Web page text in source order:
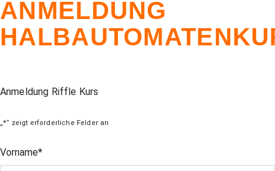
ANMELDUNG
Anmeldung Riffle Kurs
„*“ zeigt erforderliche Felder an
Facebook
Vorname*